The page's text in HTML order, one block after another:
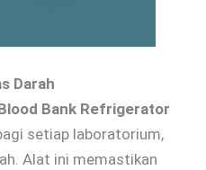
Darah
Bank Refrigerator
setiap laboratorium,
Alat ini memastikan